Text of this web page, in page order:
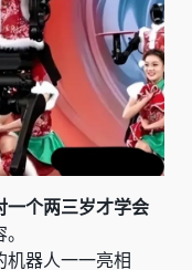
一个两三岁才学会
机器人一一亮相